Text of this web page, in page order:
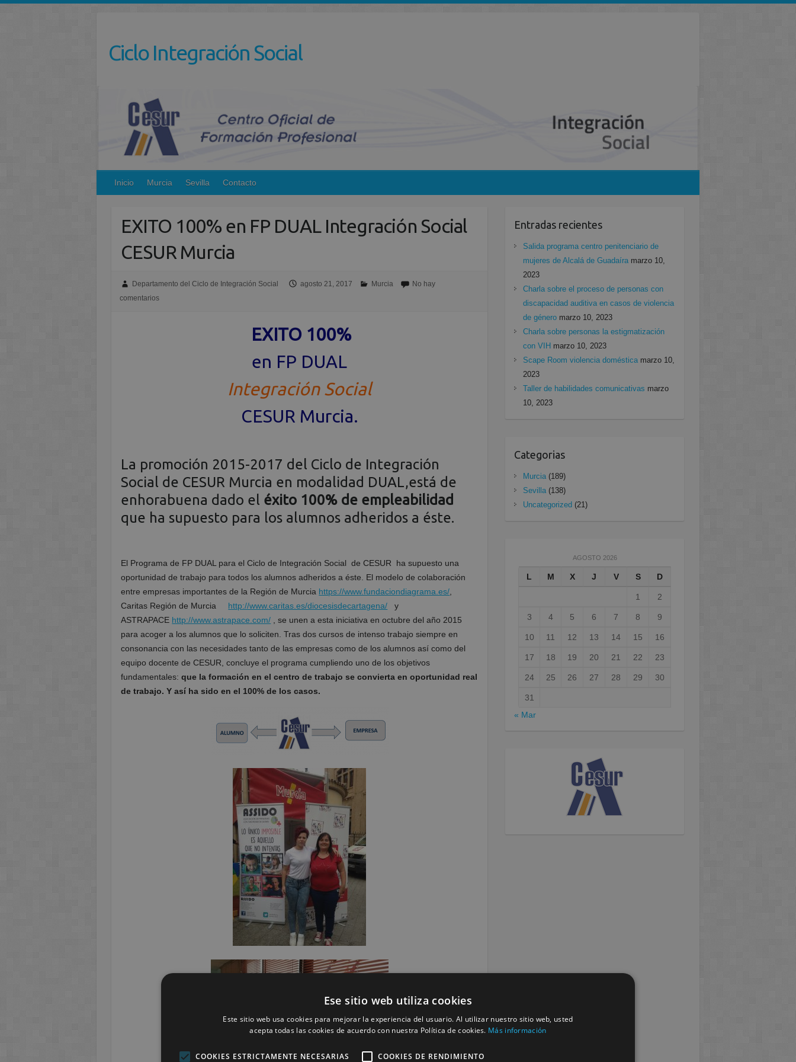
Ciclo Integración Social
Inicio Murcia Sevilla Contacto
EXITO 100% en FP DUAL Integración Social
CESUR Murcia
Departamento del Ciclo de Integración Social agosto 21, 2017 Murcia
No hay
comentarios
EXITO 100%
en FP DUAL
Integración Social
CESUR Murcia.
La promoción 2015-2017 del Ciclo de Integración
Social de CESUR Murcia en modalidad DUAL,está de
enhorabuena dado el éxito 100% de empleabilidad
que ha supuesto para los alumnos adheridos a éste.
El Programa de FP DUAL para el Ciclo de Integración Social de CESUR ha supuesto una
oportunidad de trabajo para todos los alumnos adheridos a éste. El modelo de colaboración
entre empresas importantes de la Región de Murcia https://www.fundaciondiagrama.es/
Caritas Región de Murcia http://www.caritas.es/diocesisdecartagena/ y
ASTRAPACE http://www.astrapace.com/ , se unen a esta iniciativa en octubre del año 2015
para acoger a los alumnos que lo soliciten. Tras dos cursos de intenso trabajo siempre en
consonancia con las necesidades tanto de las empresas como de los alumnos así como del
equipo docente de CESUR, concluye el programa cumpliendo uno de los objetivos
fundamentales:que la formación en el centro de trabajo se convierta en oportunidad real
de trabajo. Y así ha sido en el 100% de los casos.
Entradas recientes
Salida programa centro penitenciario de
mujeres de Alcalá de Guadaíra marzo 10,
2023
Charla sobre el proceso de personas con
discapacidad auditiva en casos de violencia
de género marzo 10, 2023
Charla sobre personas la estigmatización
con VIH marzo 10, 2023
Scape Room violencia doméstica marzo 10,
2023
Taller de habilidades comunicativas marzo
10, 2023
Categorias
Murcia(189)
Sevilla(138)
Uncategorized (21)
AGOSTO 2026
L M X J V S D
1 2
3 4 5 6 7 8 9
10 11 12 13 14 15 16
17 18 19 20 21 22 23
24 25 26 27 28 29 30
31
« Mar
Ese sitio web utiliza cookies
Este sitio web usa cookies para mejorar la experiencia del usuario. Al utilizar nuestro sitio web, usted
acepta todas las cookies de acuerdo con nuestra Política de cookies. Más información
COOKIES ESTRICTAMENTE NECESARIAS COOKIES DE RENDIMIENTO